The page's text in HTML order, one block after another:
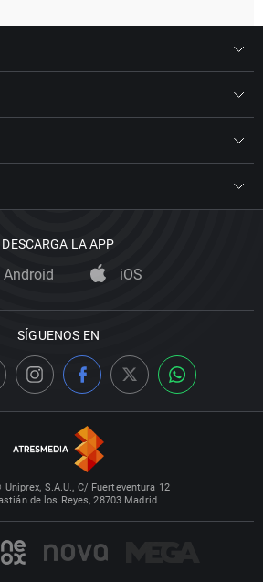
DESCARGA LA APP
Android iOS
SÍGUENOS EN
S.A.U., C/ Fuerteventura 12
de los Reyes, 28703 Madrid